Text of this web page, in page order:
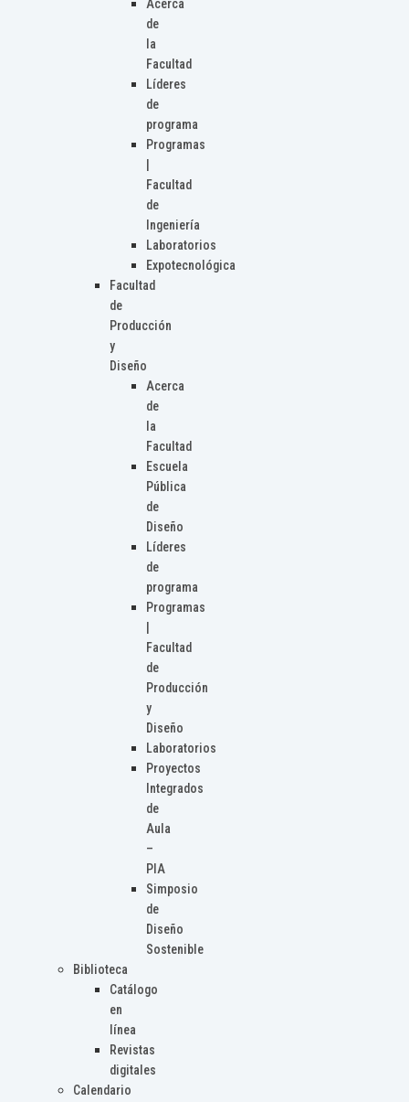
Acerca
de
la
Facultad
Líderes
de
programa
Programas
Facultad
de
Ingeniería
Laboratorios
Expotecnológica
Facultad
de
Producción
y
Diseño
Acerca
de
la
Facultad
Escuela
Pública
de
Diseño
Líderes
de
programa
Programas
Facultad
de
Producción
y
Diseño
Laboratorios
Proyectos
Integrados
de
Aula
–
PIA
Simposio
de
Diseño
Sostenible
Biblioteca
Catálogo
en
línea
Revistas
digitales
Calendario